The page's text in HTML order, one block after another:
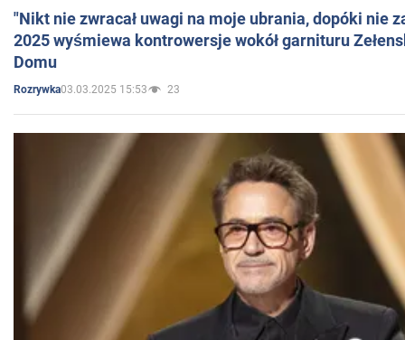
"Nikt nie zwracał uwagi na moje ubrania, dopóki nie
2025 wyśmiewa kontrowersje wokół garnituru
Domu
Rozrywka03.03.2025 15:53 23